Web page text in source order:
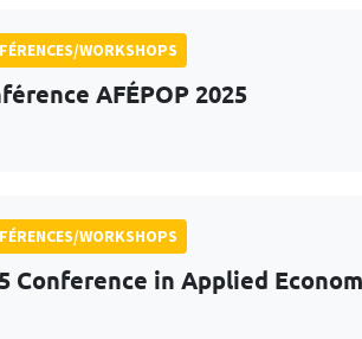
WORKSHOPS
AFÉPOP 2025
WORKSHOPS
Conference in Applied